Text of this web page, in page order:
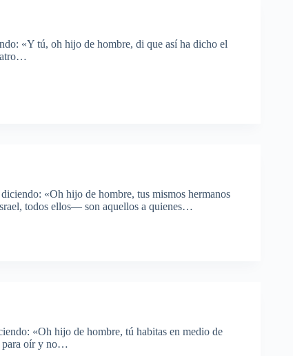
«Y tú, oh hijo de hombre, di que así ha dicho el
«Oh hijo de hombre, tus mismos hermanos
todos ellos— son aquellos a quienes…
«Oh hijo de hombre, tú habitas en medio de
para oír y no…